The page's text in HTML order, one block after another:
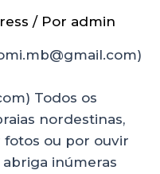
/ Por admin
Todos os
nordestinas,
fotos ou por ouvir
inúmeras